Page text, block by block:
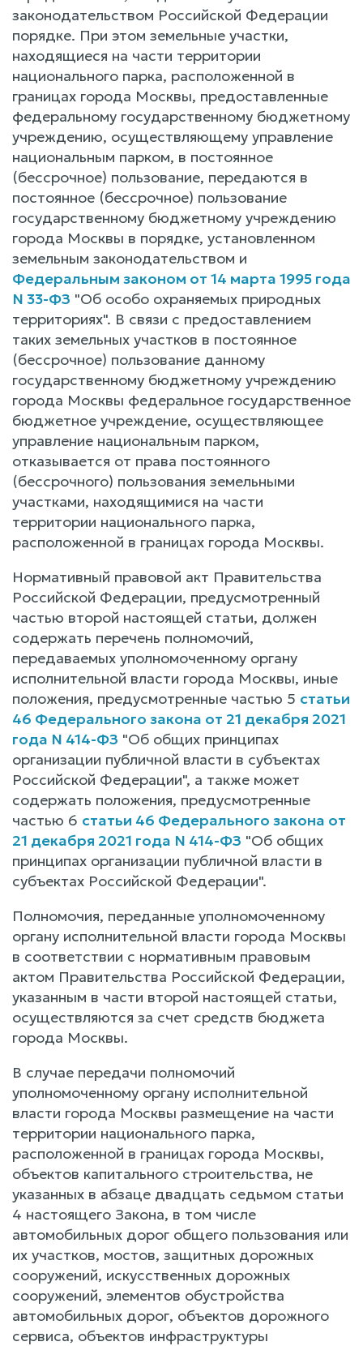
законодательством Российской Федерации
порядке. При этом земельные участки,
находящиеся на части территории
национального парка, расположенной в
границах города Москвы, предоставленные
федеральному государственному бюджетному
учреждению, осуществляющему управление
национальным парком, в постоянное
(бессрочное) пользование, передаются в
постоянное (бессрочное) пользование
государственному бюджетному учреждению
города Москвы в порядке, установленном
земельным законодательством и
Федеральным законом от 14 марта 1995 года
N 33-ФЗ "Об особо охраняемых природных
территориях". В связи с предоставлением
таких земельных участков в постоянное
(бессрочное) пользование данному
государственному бюджетному учреждению
города Москвы федеральное государственное
бюджетное учреждение, осуществляющее
управление национальным парком,
отказывается от права постоянного
(бессрочного) пользования земельными
участками, находящимися на части
территории национального парка,
расположенной в границах города Москвы.
Нормативный правовой акт Правительства
Российской Федерации, предусмотренный
частью второй настоящей статьи, должен
содержать перечень полномочий,
передаваемых уполномоченному органу
исполнительной власти города Москвы, иные
положения, предусмотренные частью 5 статьи
46 Федерального закона от 21 декабря 2021
года N 414-ФЗ "Об общих принципах
организации публичной власти в субъектах
Российской Федерации", а также может
содержать положения, предусмотренные
частью 6 статьи 46 Федерального закона от
21 декабря 2021 года N 414-ФЗ "Об общих
принципах организации публичной власти в
субъектах Российской Федерации".
Полномочия, переданные уполномоченному
органу исполнительной власти города Москвы
в соответствии с нормативным правовым
актом Правительства Российской Федерации,
указанным в части второй настоящей статьи,
осуществляются за счет средств бюджета
города Москвы.
В случае передачи полномочий
уполномоченному органу исполнительной
власти города Москвы размещение на части
территории национального парка,
расположенной в границах города Москвы,
объектов капитального строительства, не
указанных в абзаце двадцать седьмом статьи
4 настоящего Закона, в том числе
автомобильных дорог общего пользования или
их участков, мостов, защитных дорожных
сооружений, искусственных дорожных
сооружений, элементов обустройства
автомобильных дорог, объектов дорожного
сервиса, объектов инфраструктуры